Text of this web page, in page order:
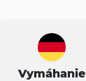
Vymáhanie